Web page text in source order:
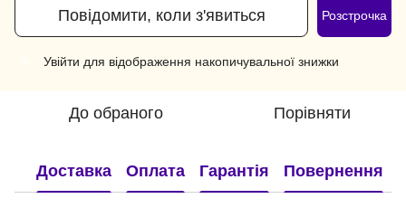
Повідомити, коли з'явиться Розстрочка
Увійти для відображення накопичувальної знижки
До обраного Порівняти
Доставка Оплата Гарантія Повернення